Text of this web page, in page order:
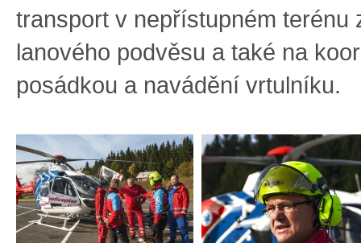
transport v nepřístupném terénu
lanového podvěsu a také na
posádkou a navádění vrtulníku.